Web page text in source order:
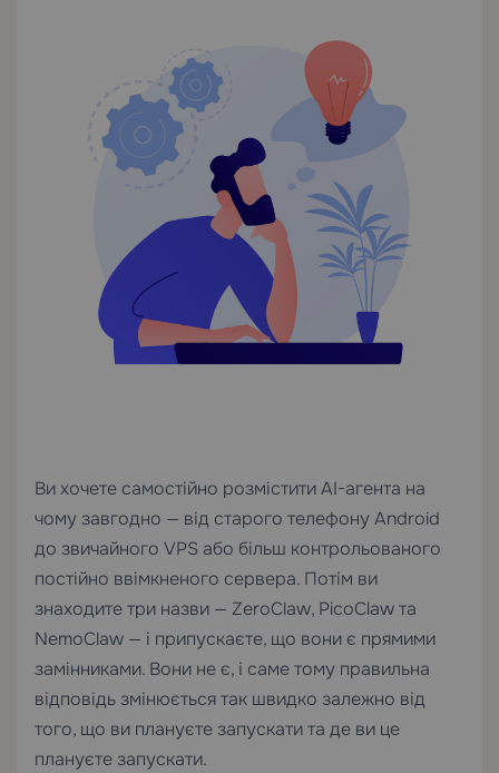
Ви хочете самостійно розмістити AI-агента на
чому завгодно — від старого телефону Android
до звичайного VPS або більш контрольованого
постійно ввімкненого сервера. Потім ви
знаходите три назви — ZeroClaw, PicoClaw та
NemoClaw — і припускаєте, що вони є прямими
замінниками. Вони не є, і саме тому правильна
відповідь змінюється так швидко залежно від
того, що ви плануєте запускати та де ви це
плануєте запускати.